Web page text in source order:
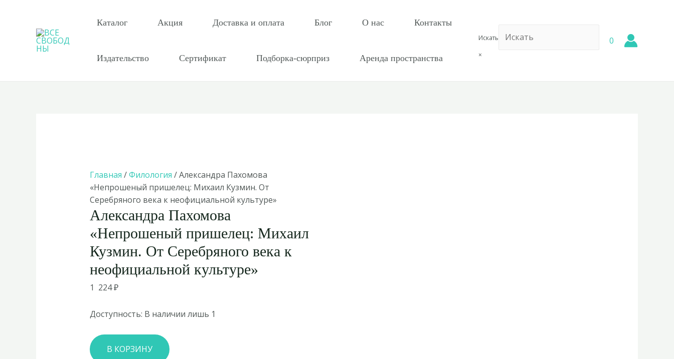
содержимому
Каталог Акция Доставка и оплата Блог О нас Контакты
Издательство Сертификат Подборка-сюрприз Аренда пространства
Искать
×
0
Главная /Филология / Александра Пахомова
«Непрошеный пришелец: Михаил Кузмин. От
Серебряного века к неофициальной культуре»
Александра Пахомова
«Непрошеный пришелец: Михаил
Кузмин. От Серебряного века к
неофициальной культуре»
1 224₽
Доступность: В наличии лишь 1
Количество
товараВ КОРЗИНУ